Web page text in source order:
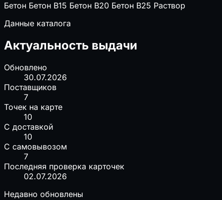
Бетон Бетон B15 Бетон B20 Бетон B25 Раствор
Данные каталога
Актуальность выдачи
Обновлено
30.07.2026
Поставщиков
7
Точек на карте
10
С доставкой
10
С самовывозом
7
Последняя проверка карточек
02.07.2026
Недавно обновлены